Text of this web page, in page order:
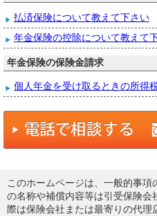
払済保険について教えて下さい
年金保険の控除について教えて
年金保険の保険金請求
個人年金を受け取るときの所得
このホームページは、一般的事
の名称や補償内容等は引受保険
際は保険会社または最寄りの代